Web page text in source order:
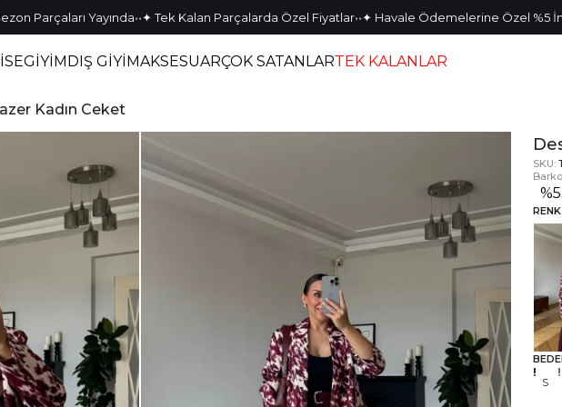
Yayında••✦ Tek Kalan Parçalarda Özel Fiyatlar••✦ Havale Ödemelerine Özel %5 İndirim
GİYİMDIŞ GİYİMAKSESUARÇOK SATANLARTEK KALANLAR
Kadın Ceket
SKU:
%
RENK
S